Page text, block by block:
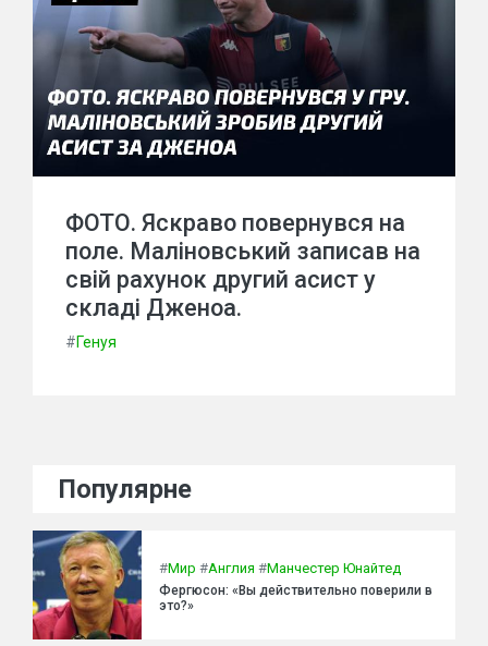
ФОТО. Яскраво повернувся на
поле. Маліновський записав на
свій рахунок другий асист у
складі Дженоа.
#Генуя
Популярне
#Мир #Англия #Манчестер Юнайтед
Фергюсон: «Вы действительно поверили в
это?»